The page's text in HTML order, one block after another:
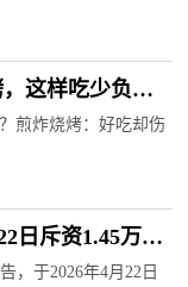
这样吃少负
煎炸烧烤：好吃却伤
日斥资1.45万港
，于2026年4月22日